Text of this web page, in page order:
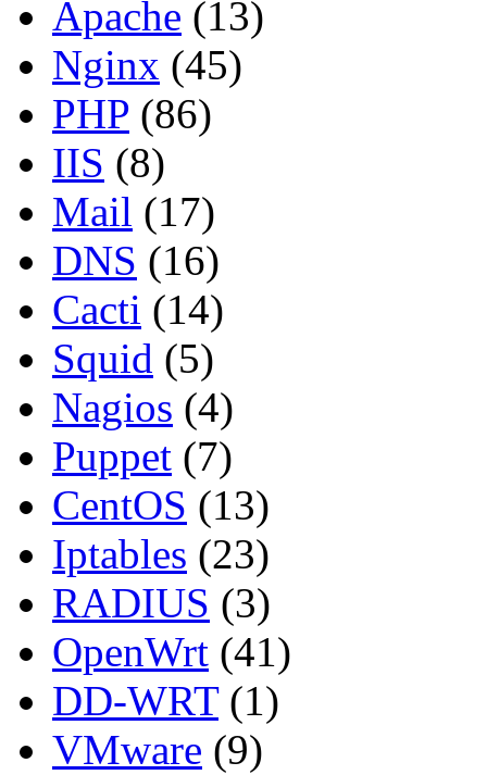
Apache (13)
Nginx (45)
PHP (86)
IIS (8)
Mail (17)
DNS (16)
Cacti (14)
Squid (5)
Nagios (4)
Puppet (7)
CentOS (13)
Iptables (23)
RADIUS (3)
OpenWrt (41)
DD-WRT(1)
VMware (9)